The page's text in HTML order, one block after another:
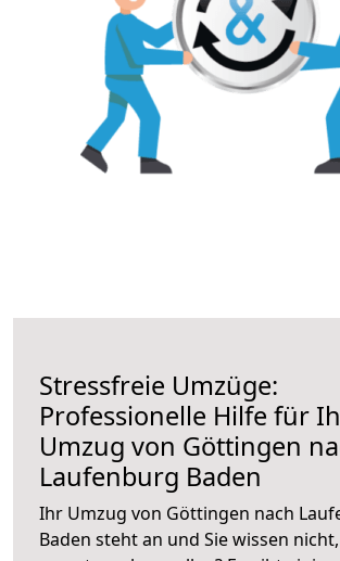
Stressfreie Umzüge:
Professionelle Hilfe für
Umzug von Göttingen
Laufenburg Baden
Ihr Umzug von Göttingen nach
Baden steht an und Sie wissen